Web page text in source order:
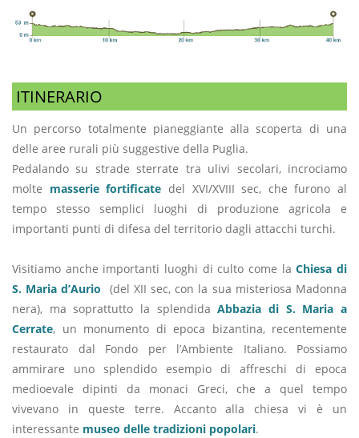
ITINERARIO
Un percorso totalmente pianeggiante alla scoperta di una
delle aree rurali più suggestive della Puglia.
Pedalando su strade sterrate tra ulivi secolari, incrociamo
molte masserie fortificate del XVI/XVIII sec, che furono al
tempo stesso semplici luoghi di produzione agricola e
importanti punti di difesa del territorio dagli attacchi turchi.
Visitiamo anche importanti luoghi di culto come laChiesa di
S. Maria d’Aurio (del XII sec, con la sua misteriosa Madonna
nera), ma soprattutto la splendidaAbbazia di S. Maria a
Cerrate, un monumento di epoca bizantina, recentemente
restaurato dal Fondo per l’Ambiente Italiano. Possiamo
ammirare uno splendido esempio di affreschi di epoca
medioevale dipinti da monaci Greci, che a quel tempo
vivevano in queste terre. Accanto alla chiesa vi è un
interessante museo delle tradizioni popolari.